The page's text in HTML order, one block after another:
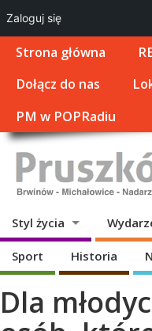
Strona główna
Dołącz do nas
PM w POPRadiu
Styl życia
Sport Historia
Dla
Zaloguj się